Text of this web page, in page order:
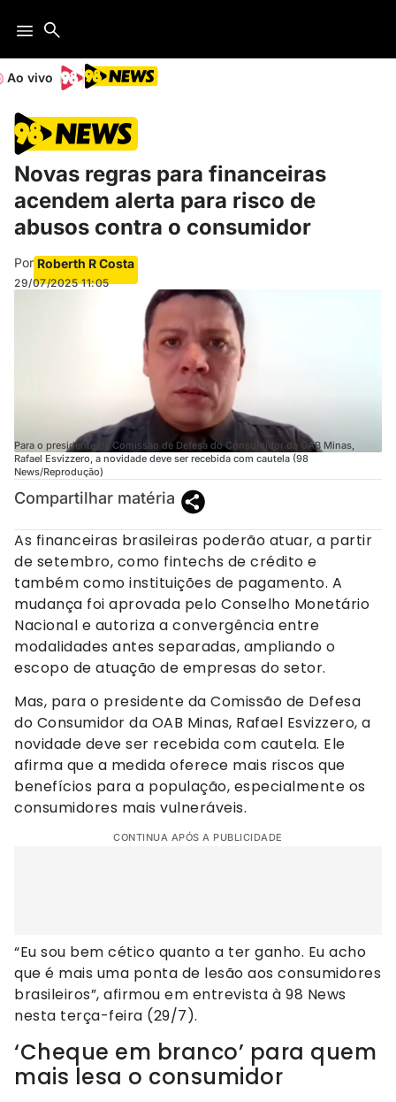
Ao vivo
Novas regras para financeiras
acendem alerta para risco de
abusos contra o consumidor
Por Roberth R Costa
29/07/2025 11:05
Para o presidente da Comissão de Defesa do Consumidor da OAB Minas,
Rafael Esvizzero, a novidade deve ser recebida com cautela (98
News/Reprodução)
Compartilhar matéria
As financeiras brasileiras poderão atuar, a partir
de setembro, como fintechs de crédito e
também como instituições de pagamento. A
mudança foi aprovada pelo Conselho Monetário
Nacional e autoriza a convergência entre
modalidades antes separadas, ampliando o
escopo de atuação de empresas do setor.
Mas, para o presidente da Comissão de Defesa
do Consumidor da OAB Minas, Rafael Esvizzero, a
novidade deve ser recebida com cautela. Ele
afirma que a medida oferece mais riscos que
benefícios para a população, especialmente os
consumidores mais vulneráveis.
CONTINUA APÓS A PUBLICIDADE
“Eu sou bem cético quanto a ter ganho. Eu acho
que é mais uma ponta de lesão aos consumidores
brasileiros”, afirmou em entrevista à 98 News
nesta terça-feira (29/7).
‘Cheque em branco’ para quem
mais lesa o consumidor